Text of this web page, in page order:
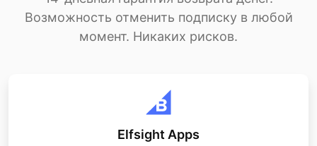
Возможность отменить подписку в любой
момент. Никаких рисков.
Elfsight Apps